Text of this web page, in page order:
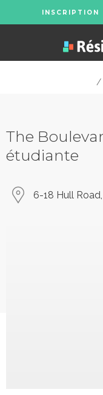
INSCRIPTION
/
The
étudiante
6-18 Hull